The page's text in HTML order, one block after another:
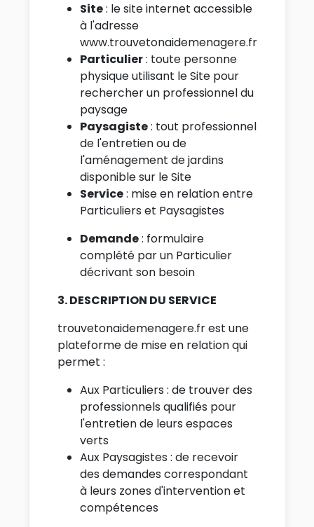
Site: le site internet accessible
à l'adresse
www.trouvetonaidemenagere.fr
Particulier: toute personne
physique utilisant le Site pour
rechercher un professionnel du
paysage
Paysagiste: tout professionnel
de l'entretien ou de
l'aménagement de jardins
disponible sur le Site
Service: mise en relation entre
Particuliers et Paysagistes
Demande: formulaire
complété par un Particulier
décrivant son besoin
3. DESCRIPTION DU SERVICE
trouvetonaidemenagere.fr est une
plateforme de mise en relation qui
permet :
Aux Particuliers : de trouver des
professionnels qualifiés pour
l'entretien de leurs espaces
verts
Aux Paysagistes : de recevoir
des demandes correspondant
à leurs zones d'intervention et
compétences